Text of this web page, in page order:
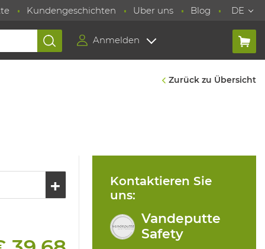
Kundengeschichten Uber uns Blog DE
Anmelden
Zurück zu Übersicht
Kontaktieren Sie
uns:
Vandeputte
Safety